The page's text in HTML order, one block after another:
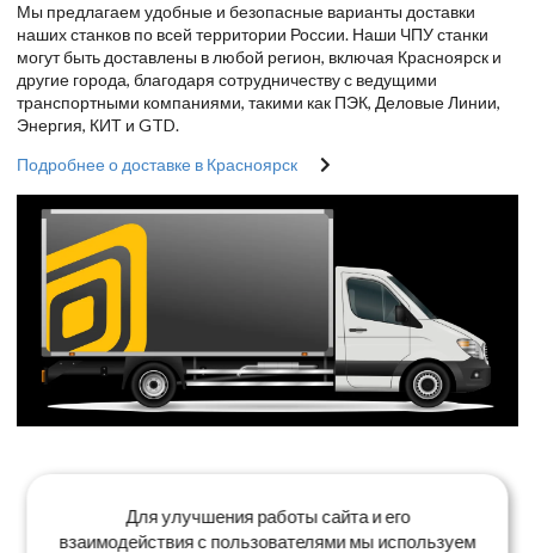
Мы предлагаем удобные и безопасные варианты доставки
наших станков по всей территории России. Наши ЧПУ станки
могут быть доставлены в любой регион, включая Красноярск и
другие города, благодаря сотрудничеству с ведущими
транспортными компаниями, такими как ПЭК, Деловые Линии,
Энергия, КИТ и GTD.
Подробнее о доставке в Красноярск
Для улучшения работы сайта и его
взаимодействия с пользователями мы используем